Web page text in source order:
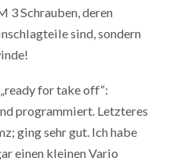
3 Schrauben, deren
sind, sondern
for take off“:
programmiert. Letzteres
ging sehr gut. Ich habe
einen kleinen Vario